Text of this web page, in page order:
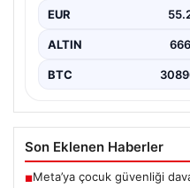
Adalet Bakanı Akın
dönemi başlatacak
EUR
ALTIN
BTC
Son Eklenen Haberler
■Meta’ya çocuk güvenliği